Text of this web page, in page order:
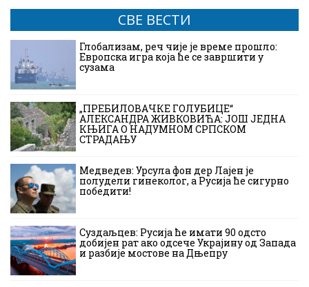
СВЕ ВЕСТИ
Глобализам, реч чије је време прошло:
Европска игра која ће се завршити у
сузама
„ПРЕБИЛОВАЧКЕ ГОЛУБИЦЕ“
АЛЕКСАНДРА ЖИВКОВИЋА: ЈОШ ЈЕДНА
КЊИГА О НАДУМНОМ СРПСКОМ
СТРАДАЊУ
Медведев: Урсула фон дер Лајен је
полудели гинеколог, а Русија ће сигурно
победити!
Суздаљцев: Русија ће имати 90 одсто
добијен рат ако одсече Украјину од Запада
и разбије мостове на Дњепру